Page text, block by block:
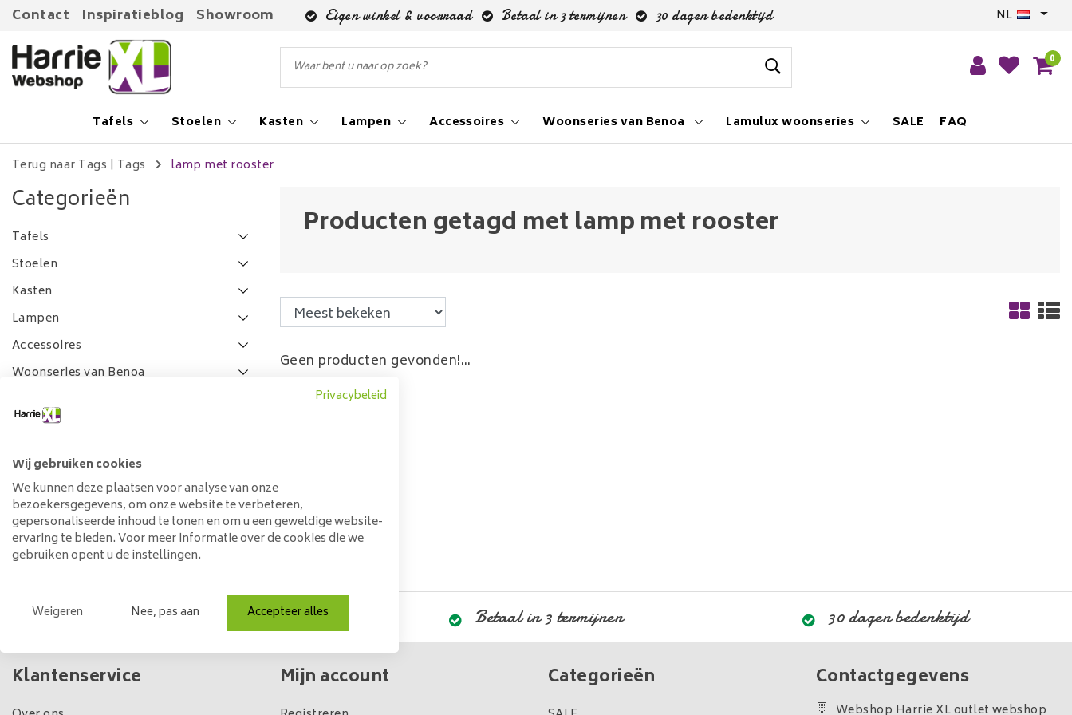
Contact Inspiratieblog Showroom Eigen winkel & voorraad Betaal in 3 termijnen 30 dagen bedenktijd NL
0
Tafels Stoelen Kasten Lampen Accessoires Woonseries van Benoa Lamulux woonseries SALE FAQ
Terug naar Tags | Tags lamp met rooster
Categorieën
Tafels
Stoelen
Kasten
Lampen
Accessoires
Woonseries van Benoa
FAQ
Prijs
Min: €0 Max: €5
Producten getagd met lamp met rooster
Geen producten gevonden!...
Eigen winkel & voorraad Betaal in 3 termijnen 30 dagen bedenktijd
Klantenservice Mijn account Categorieën Contactgegevens
Webshop Harrie XL outlet webshop
Privacybeleid
Wij gebruiken cookies
We kunnen deze plaatsen voor analyse van onze
bezoekersgegevens, om onze website te verbeteren,
gepersonaliseerde inhoud te tonen en om u een geweldige website-
ervaring te bieden. Voor meer informatie over de cookies die we
gebruiken opent u de instellingen.
Weigeren Nee, pas aan Accepteer alles